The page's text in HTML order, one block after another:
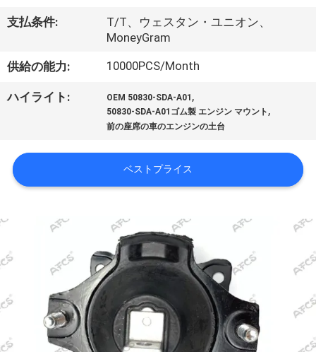
つ
い
て
場
学
品
質
支払条件:
T/T、ウェスタン・ユニオン、
MoneyGram
供給の能力: 10000PCS/Month
ハイライト: OEM 50830-SDA-A01 ,
50830-SDA-A01ゴム製 エンジン マウント ,
前の座席の車のエンジンの土台
ベストプライス